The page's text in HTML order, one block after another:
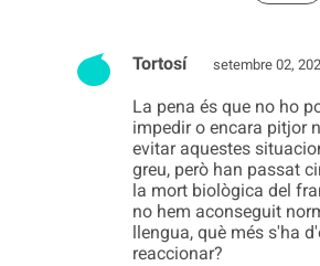
Tortosí setembre 02,
La pena és que no ho
impedir o encara pitjor
evitar aquestes
greu, però han passat
la mort biològica del
no hem aconseguit
llengua, què més s'ha
reaccionar?